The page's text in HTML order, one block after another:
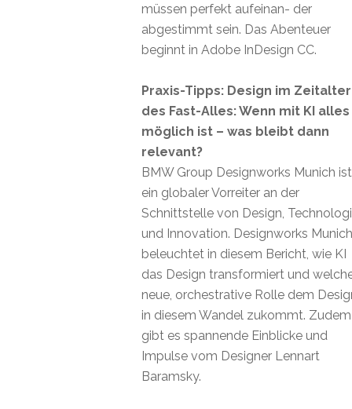
müssen perfekt aufeinan- der
abgestimmt sein. Das Abenteuer
beginnt in Adobe InDesign CC.
Praxis-Tipps: Design im Zeitalter
des Fast-Alles: Wenn mit KI alles
möglich ist – was bleibt dann
relevant?
BMW Group Designworks Munich ist
ein globaler Vorreiter an der
Schnittstelle von Design,
und Innovation. Designworks Munich
beleuchtet in diesem Bericht, wie KI
das Design transformiert und
neue, orchestrative Rolle dem
in diesem Wandel zukommt. Zudem
gibt es spannende Einblicke und
Impulse vom Designer Lennart
Baramsky.